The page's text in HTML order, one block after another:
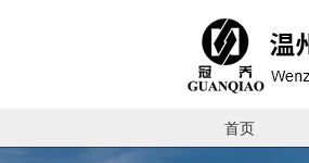
首页